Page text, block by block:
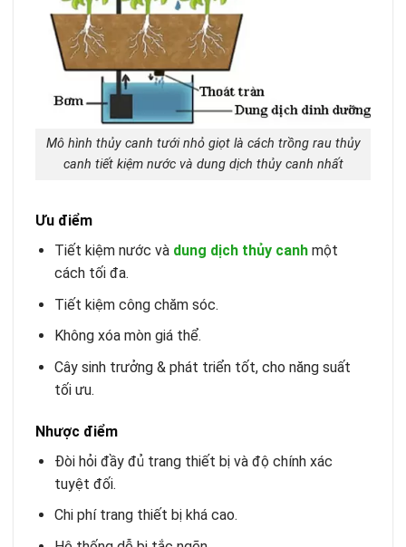
Mô hình thủy canh tưới nhỏ giọt là cách trồng rau thủy
canh tiết kiệm nước và dung dịch thủy canh nhất
Ưu điểm
Tiết kiệm nước và dung dịch thủy canh một
cách tối đa.
Tiết kiệm công chăm sóc.
Không xóa mòn giá thể.
Cây sinh trưởng & phát triển tốt, cho năng suất
tối ưu.
Nhược điểm
Đòi hỏi đầy đủ trang thiết bị và độ chính xác
tuyệt đối.
Chi phí trang thiết bị khá cao.